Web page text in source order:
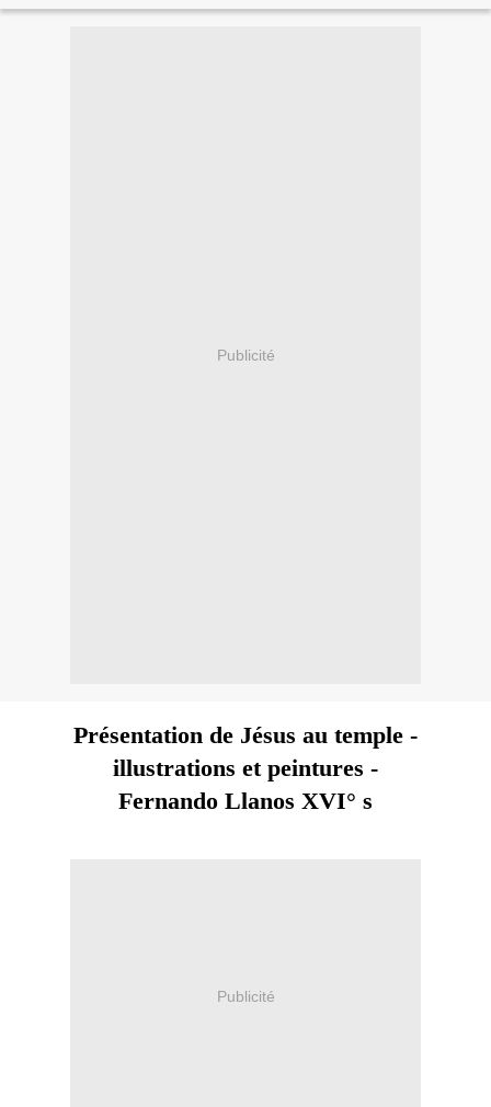
Publicité
Présentation de Jésus au temple -
illustrations et peintures -
Fernando Llanos XVI° s
Publicité